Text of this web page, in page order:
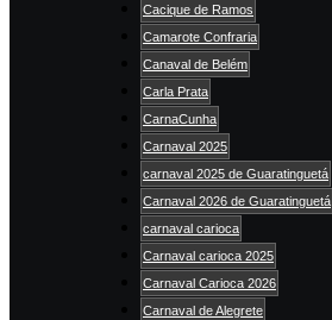
Cacique de Ramos
Camarote Confraria
Canaval de Belém
Carla Prata
CarnaCunha
Carnaval 2025
carnaval 2025 de Guaratinguetá
Carnaval 2026 de Guaratinguetá
carnaval carioca
Carnaval carioca 2025
Carnaval Carioca 2026
Carnaval de Alegrete